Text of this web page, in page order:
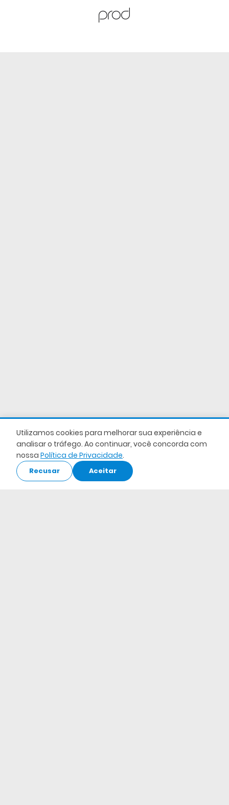
Utilizamos cookies para melhorar sua experiência e
analisar o tráfego. Ao continuar, você concorda com
nossa Política de Privacidade.
Recusar Aceitar